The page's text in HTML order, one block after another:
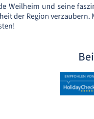
Weilheim und seine
der Region